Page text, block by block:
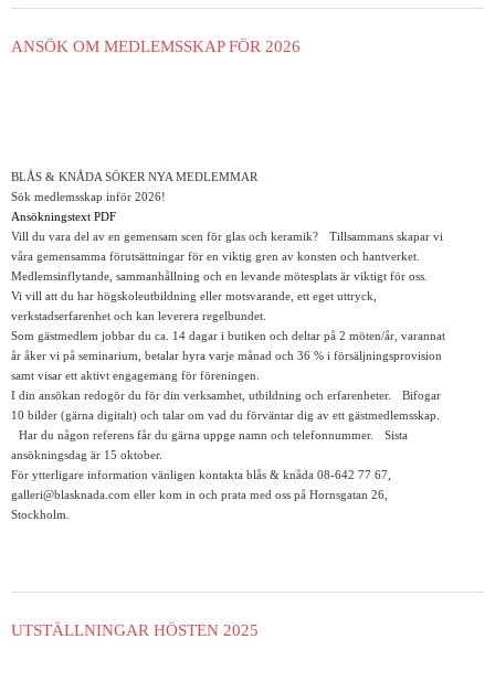
ANSÖK OM MEDLEMSSKAP FÖR 2026
BLÅS & KNÅDA SÖKER NYA MEDLEMMAR
Sök medlemsskap inför 2026!
Ansökningstext PDF
Vill du vara del av en gemensam scen för glas och keramik? Tillsammans skapar vi
våra gemensamma förutsättningar för en viktig gren av konsten och hantverket.
Medlemsinflytande, sammanhållning och en levande mötesplats är viktigt för oss.
Vi vill att du har högskoleutbildning eller motsvarande, ett eget uttryck,
verkstadserfarenhet och kan leverera regelbundet.
Som gästmedlem jobbar du ca. 14 dagar i butiken och deltar på 2 möten/år, varannat
år åker vi på seminarium, betalar hyra varje månad och 36 % i försäljningsprovision
samt visar ett aktivt engagemang för föreningen.
I din ansökan redogör du för din verksamhet, utbildning och erfarenheter. Bifogar
10 bilder (gärna digitalt) och talar om vad du förväntar dig av ett gästmedlemsskap.
Har du någon referens får du gärna uppge namn och telefonnummer. Sista
ansökningsdag är 15 oktober.
För ytterligare information vänligen kontakta blås & knåda 08-642 77 67,
galleri@blasknada.com eller kom in och prata med oss på Hornsgatan 26,
Stockholm.
UTSTÄLLNINGAR HÖSTEN 2025